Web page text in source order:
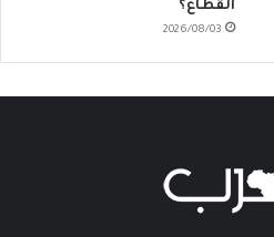
القطاع؟
2026/08/03